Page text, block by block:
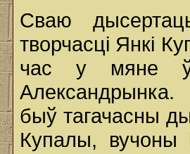
Сваю
творчасці Янкі
час у мяне
быў тагачасны
Купалы, вучоны